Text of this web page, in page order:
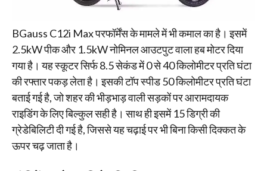
BGauss C12i Max परफॉर्मेंस के मामले में भी कमाल का है। इसमें
2.5kW पीक और 1.5kW नोमिनल आउटपुट वाला हब मोटर दिया
गया है। यह स्कूटर सिर्फ 8.5 सेकंड में 0 से 40 किलोमीटर प्रति घंटा
की रफ्तार पकड़ लेता है। इसकी टॉप स्पीड 50 किलोमीटर प्रति घंटा
बताई गई है, जो शहर की भीड़भाड़ वाली सड़कों पर आरामदायक
राइडिंग के लिए बिल्कुल सही है। साथ ही इसमें 15 डिग्री की
ग्रेडेबिलिटी दी गई है, जिससे यह चढ़ाई पर भी बिना किसी दिक्कत के
ऊपर चढ़ जाता है।